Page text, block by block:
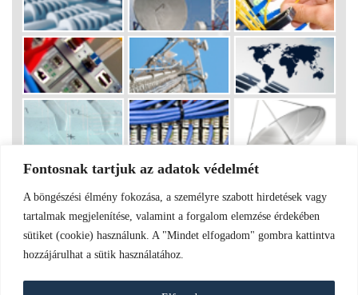
Fontosnak tartjuk az adatok védelmét
A böngészési élmény fokozása, a személyre szabott hirdetések vagy
tartalmak megjelenítése, valamint a forgalom elemzése érdekében
sütiket (cookie) használunk. A "Mindet elfogadom" gombra kattintva
hozzájárulhat a sütik használatához.
ADATKEZELÉSI TÁJÉKOZTATÓ|Fergal Sat Kft.| Antenna
szerelés | Tartalom: Fergal Sat| Kinézet: K@tilla
Tájékoztatunk, hogy az oldal „cookie”-kat (sütiket) használ. Fontos
azonban tudnod, hogy ezek semmilyen adatot nem tárolnak illetve